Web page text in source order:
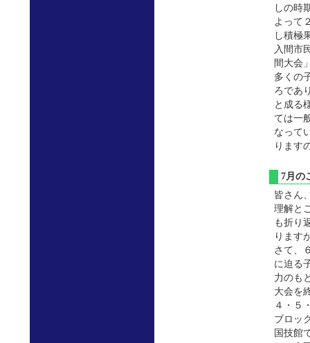
しの時
よって
し積極
入間市
間大会
多くの
ろであ
と成る
ては一
なって
ります
7月
皆さん
理解と
も折り
ります
さて、
に迫る
力のも
大会を
４・５
ブロッ
国技館